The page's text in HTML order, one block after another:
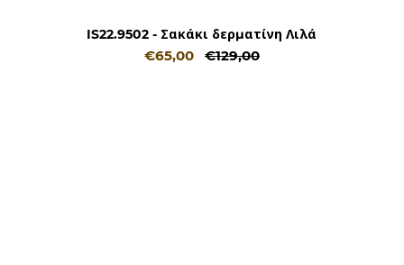
IS22.9502 - Σακάκι δερματίνη Λιλά
€65,00 €129,00